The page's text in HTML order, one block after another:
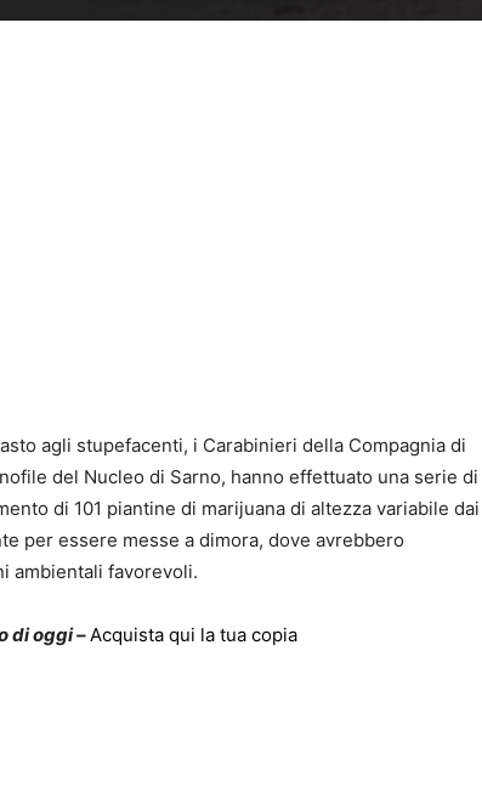
agli stupefacenti, i Carabinieri della Compagnia di
del Nucleo di Sarno, hanno effettuato una serie di
di 101 piantine di marijuana di altezza variabile dai
per essere messe a dimora, dove avrebbero
ambientali favorevoli.
di oggi –Acquista qui la tua copia